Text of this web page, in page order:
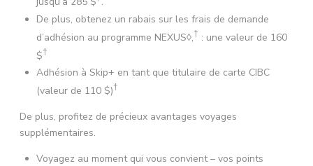
De plus, obtenez un rabais sur les frais de demande
d’adhésion au programme NEXUS◊,† : une valeur de 160
$†
Adhésion à Skip+ en tant que titulaire de carte CIBC
(valeur de 110 $)†
De plus, profitez de précieux avantages voyages
supplémentaires.
Voyagez au moment qui vous convient – vos points